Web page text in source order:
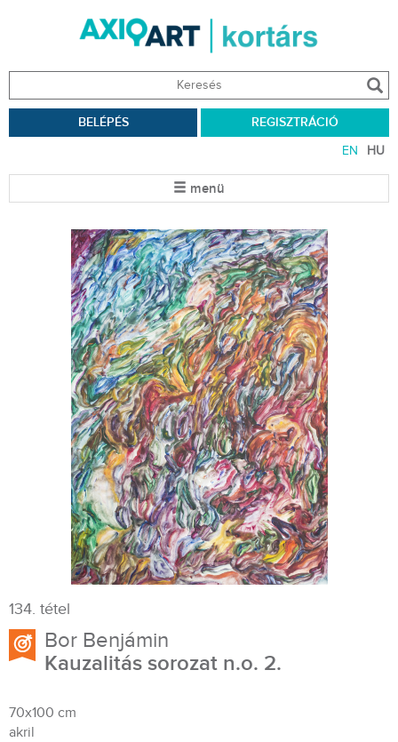
BELÉPÉS REGISZTRÁCIÓ
EN HU
menü
134. tétel
Bor Benjámin
Kauzalitás sorozat n.o. 2.
70x100 cm
akril